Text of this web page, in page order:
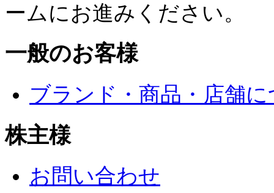
ームにお進みください。
一般のお客様
ブランド・商品・店舗
株主様
お問い合わせ